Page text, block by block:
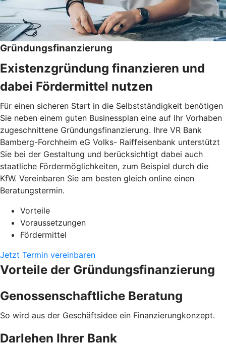
Gründungsfinanzierung
Existenzgründung finanzieren und
dabei Fördermittel nutzen
Für einen sicheren Start in die Selbstständigkeit benötigen
Sie neben einem guten Businessplan eine auf Ihr Vorhaben
zugeschnittene Gründungsfinanzierung. Ihre VR Bank
Bamberg-Forchheim eG Volks- Raiffeisenbank unterstützt
Sie bei der Gestaltung und berücksichtigt dabei auch
staatliche Fördermöglichkeiten, zum Beispiel durch die
KfW. Vereinbaren Sie am besten gleich online einen
Beratungstermin.
Vorteile
Voraussetzungen
Fördermittel
Jetzt Termin vereinbaren
Vorteile der Gründungsfinanzierung
Genossenschaftliche Beratung
So wird aus der Geschäftsidee ein Finanzierungkonzept.
Darlehen Ihrer Bank